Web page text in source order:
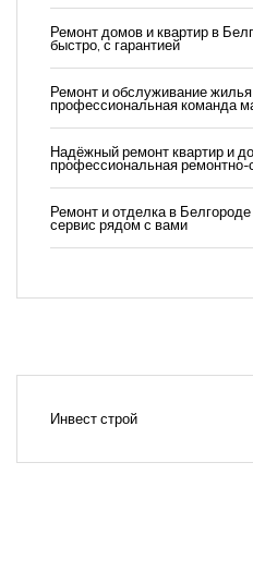
Ремонт домов и квартир в
быстро, с гарантией
Ремонт и обслуживание
профессиональная команда
Надёжный ремонт квартир и
профессиональная ремонтно-
Ремонт и отделка в
сервис рядом с вами
Инвест строй